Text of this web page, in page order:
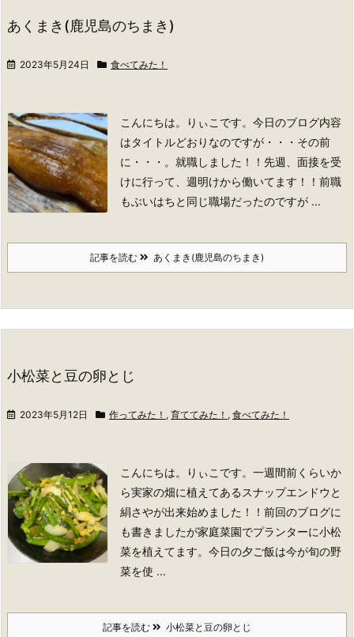
あくまき(鹿児島のちまき)
2023年5月24日 食べてみた！
こんにちは。りぃこです。 今日のブログ内容
はタイトルどおりなのですが・・・その前
に・・・。 就職しました！！ 先週、面接を受
けに行って、週明けから働いてます！！前職
もぶいはちと同じ職場だったのですが ...
記事を読む あくまき(鹿児島のちまき)
小松菜と豆の卵とじ
2023年5月12日 作ってみた！ , 育ててみた！ , 食べてみた！
こんにちは。りぃこです。 一週間前くらいか
ら実家の畑に植えてあるスナップエンドウと
絹さやが出来始めました！！前回のブログに
も書きましたが家庭菜園でプランターに小松
菜を植えてます。 今日の夕ご飯は今が旬の野
菜を使 ...
記事を読む 小松菜と豆の卵とじ